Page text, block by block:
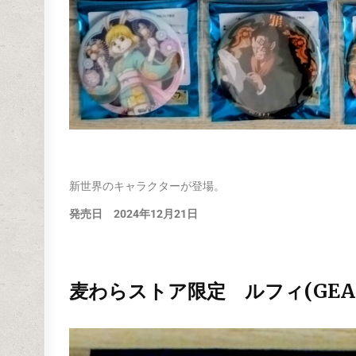
新世界のキャラクターが登場。
発売日 2024年12月21日
麦わらストア限定 ルフィ